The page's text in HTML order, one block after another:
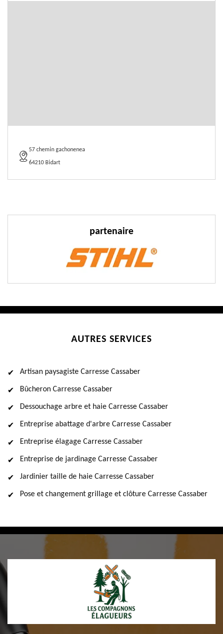
57 chemin gachonenea
64210 Bidart
partenaire
AUTRES SERVICES
Artisan paysagiste Carresse Cassaber
Bûcheron Carresse Cassaber
Dessouchage arbre et haie Carresse Cassaber
Entreprise abattage d'arbre Carresse Cassaber
Entreprise élagage Carresse Cassaber
Entreprise de jardinage Carresse Cassaber
Jardinier taille de haie Carresse Cassaber
Pose et changement grillage et clôture Carresse Cassaber